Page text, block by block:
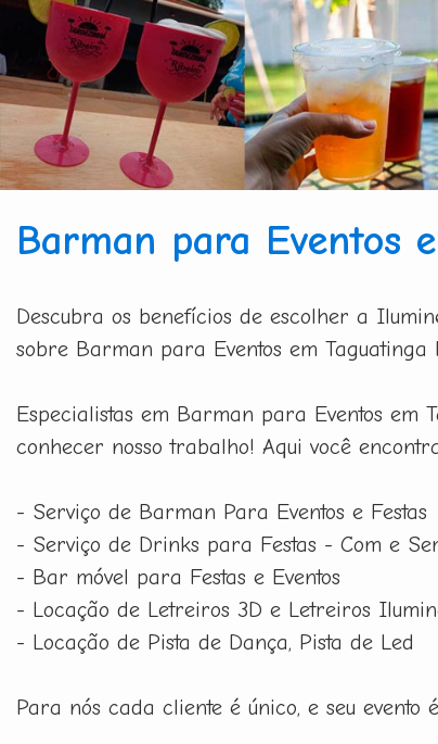
Barman para Eventos
Descubra os benefícios de escolher a
sobre Barman para Eventos em
Especialistas em Barman para Eventos em
conhecer nosso trabalho! Aqui você
- Serviço de Barman Para Eventos e Festas
- Serviço de Drinks para Festas - Com e
- Bar móvel para Festas e Eventos
- Locação de Letreiros 3D e Letreiros
- Locação de Pista de Dança, Pista de Led
Para nós cada cliente é único, e seu